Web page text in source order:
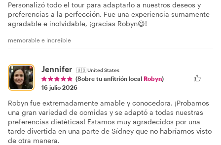
Personalizó todo el tour para adaptarlo a nuestros deseos y
preferencias a la perfección. Fue una experiencia sumamente
agradable e inolvidable, ¡gracias Robyn😃!
memorable e increíble
Jennifer 🇺🇸United States
(Sobre tu anfitrión local Robyn)
16 julio 2026
Robyn fue extremadamente amable y conocedora. ¡Probamos
una gran variedad de comidas y se adaptó a todas nuestras
preferencias dietéticas! Estamos muy agradecidos por una
tarde divertida en una parte de Sídney que no habríamos visto
de otra manera.